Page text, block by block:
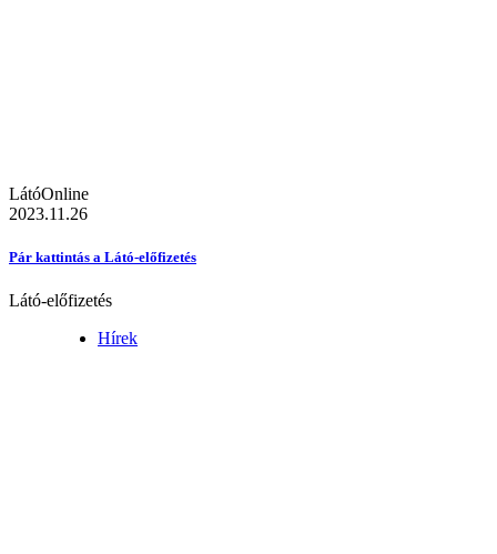
LátóOnline
2023.11.26
Pár kattintás a Látó-előfizetés
Látó-előfizetés
Hírek